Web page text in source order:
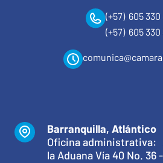
(+57) 605 330
(+57) 605 330
Barranquilla, Atlántico
Oficina administrativa:
la Aduana Vía 40 No. 36